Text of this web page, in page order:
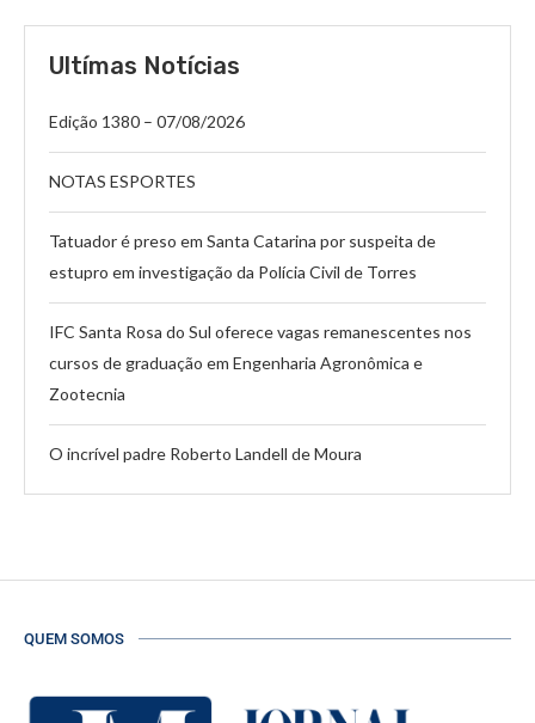
Ultímas Notícias
Edição 1380 – 07/08/2026
NOTAS ESPORTES
Tatuador é preso em Santa Catarina por suspeita de
estupro em investigação da Polícia Civil de Torres
IFC Santa Rosa do Sul oferece vagas remanescentes nos
cursos de graduação em Engenharia Agronômica e
Zootecnia
O incrível padre Roberto Landell de Moura
QUEM SOMOS